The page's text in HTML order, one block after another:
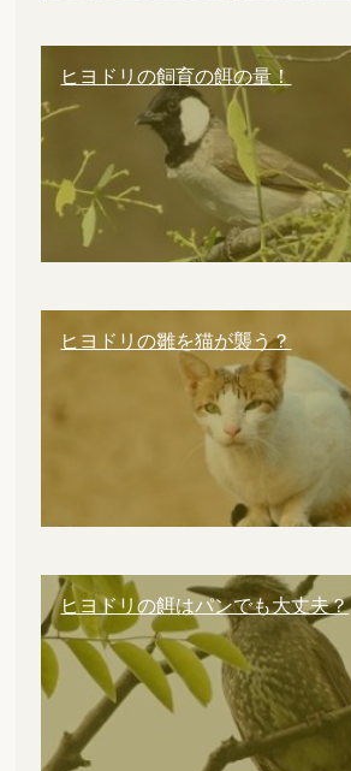
ヒヨドリの飼育の餌の量！
ヒヨドリの雛を猫が襲う？
ヒヨドリの餌はパンでも大丈夫？